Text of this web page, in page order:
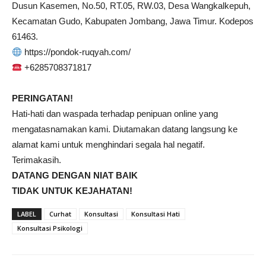
Dusun Kasemen, No.50, RT.05, RW.03, Desa Wangkalkepuh,
Kecamatan Gudo, Kabupaten Jombang, Jawa Timur. Kodepos
61463.
https://pondok-ruqyah.com/
+6285708371817
PERINGATAN!
Hati-hati dan waspada terhadap penipuan online yang
mengatasnamakan kami. Diutamakan datang langsung ke
alamat kami untuk menghindari segala hal negatif.
Terimakasih.
DATANG DENGAN NIAT BAIK
TIDAK UNTUK KEJAHATAN!
LABEL Curhat Konsultasi
Konsultasi Hati
Konsultasi Psikologi